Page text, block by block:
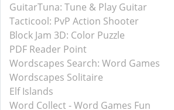
GuitarTuna: Tune & Play Guitar
Tacticool: PvP Action Shooter
Block Jam 3D: Color Puzzle
PDF Reader Point
Wordscapes Search: Word Games
Wordscapes Solitaire
Elf Islands
Word Collect - Word Games Fun